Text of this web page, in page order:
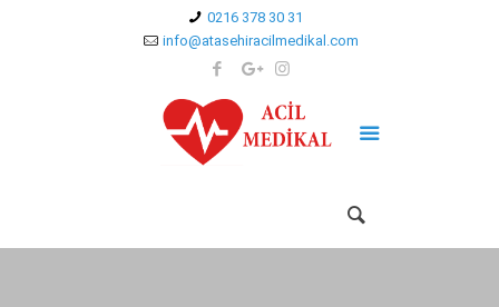
0216 378 30 31
info@atasehiracilmedikal.com